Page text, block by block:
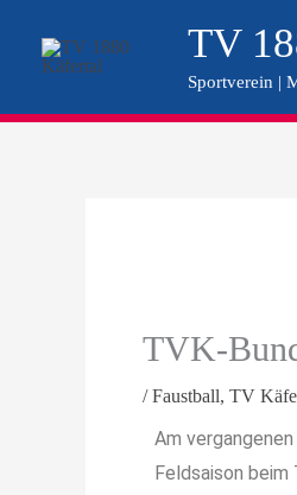
TV
Sportverein |
TVK-
/Faustball, TV
Am
Feldsaison